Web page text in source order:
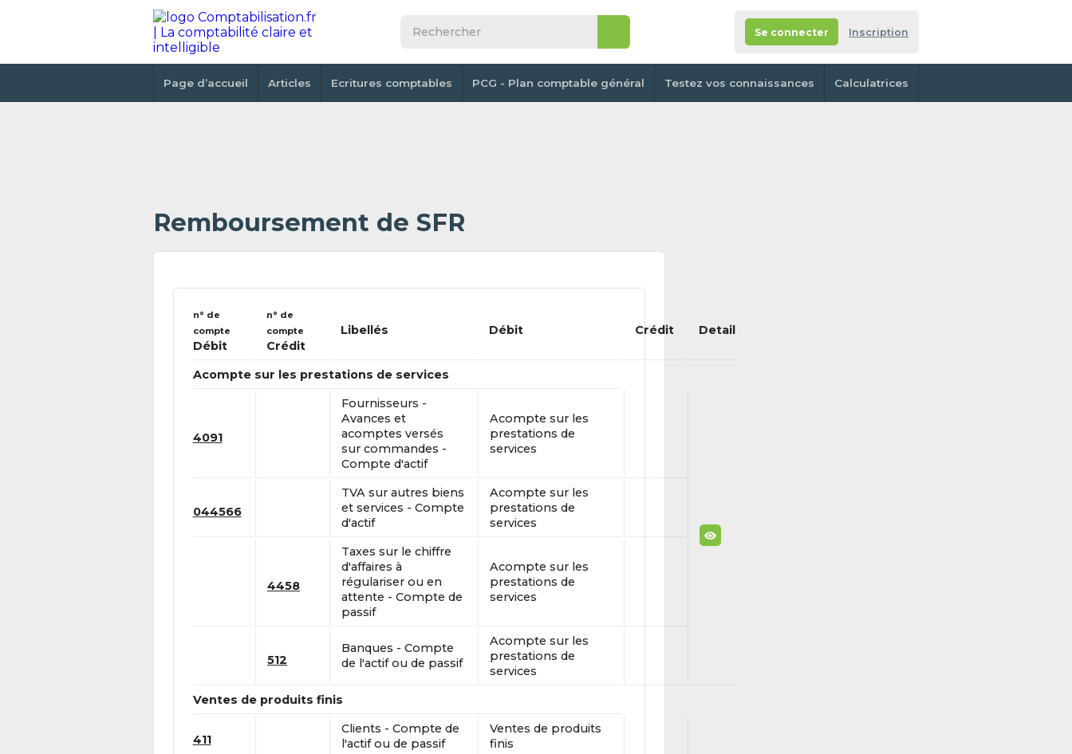
Se connecter Inscription
Page d’accueil Articles Ecritures comptables PCG - Plan comptable général Testez vos connaissances Calculatrices
Remboursement de SFR
n° de
compte
Débit
n° de
compte
Crédit
Libellés Débit Crédit Detail
Acompte sur les prestations de services
4091
Fournisseurs -
Avances et
acomptes versés
sur commandes -
Compte d'actif
Acompte sur les
prestations de
services
044566
TVA sur autres biens
et services - Compte
d'actif
Acompte sur les
prestations de
services
4458
Taxes sur le chiffre
d'affaires à
régulariser ou en
attente - Compte de
passif
Acompte sur les
prestations de
services
512
Banques - Compte
de l'actif ou de passif
Acompte sur les
prestations de
services
Ventes de produits finis
411
Clients - Compte de
l'actif ou de passif
Ventes de produits
finis